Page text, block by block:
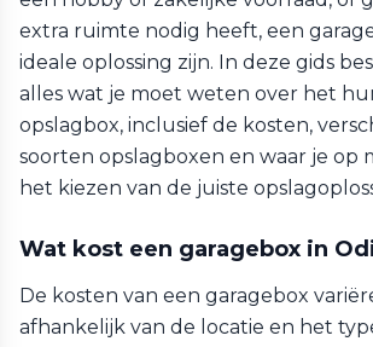
extra ruimte nodig heeft, een
ideale oplossing zijn. In deze gids
alles wat je moet weten over het
opslagbox, inclusief de kosten,
soorten opslagboxen en waar je op
het kiezen van de juiste
Wat kost een garagebox in
De kosten van een garagebox
afhankelijk van de locatie en het